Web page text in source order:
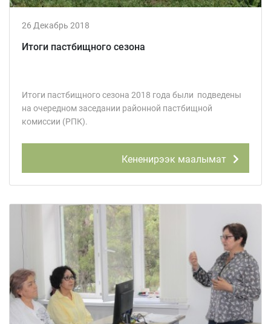
26 Декабрь 2018
Итоги пастбищного сезона
Итоги пастбищного сезона 2018 года были подведены
на очередном заседании районной пастбищной
комиссии (РПК).
Кененирээк маалымат